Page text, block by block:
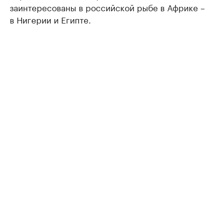
заинтересованы в российской рыбе в Африке –
в Нигерии и Египте.